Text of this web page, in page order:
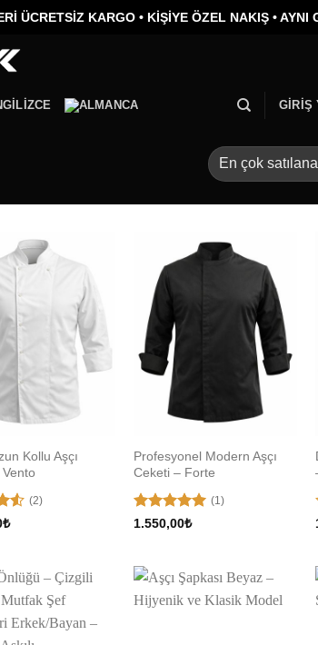
KARGO •KİŞİYE ÖZEL NAKIŞ •AYNI GÜN
GIRIŞ
wishlist
Kollu Aşçı
(2)
₺
Add to
wishlist
Profesyonel Modern Aşçı
Ceketi – Forte
5 üzerinden
(1)
1.550,00₺
wishlist